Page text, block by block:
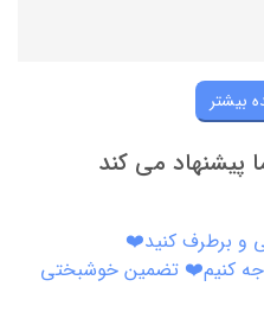
بیشتر
پیشنهاد می کند
و برطرف کنید❤️
کنیم❤️ تضمین خوشبختی